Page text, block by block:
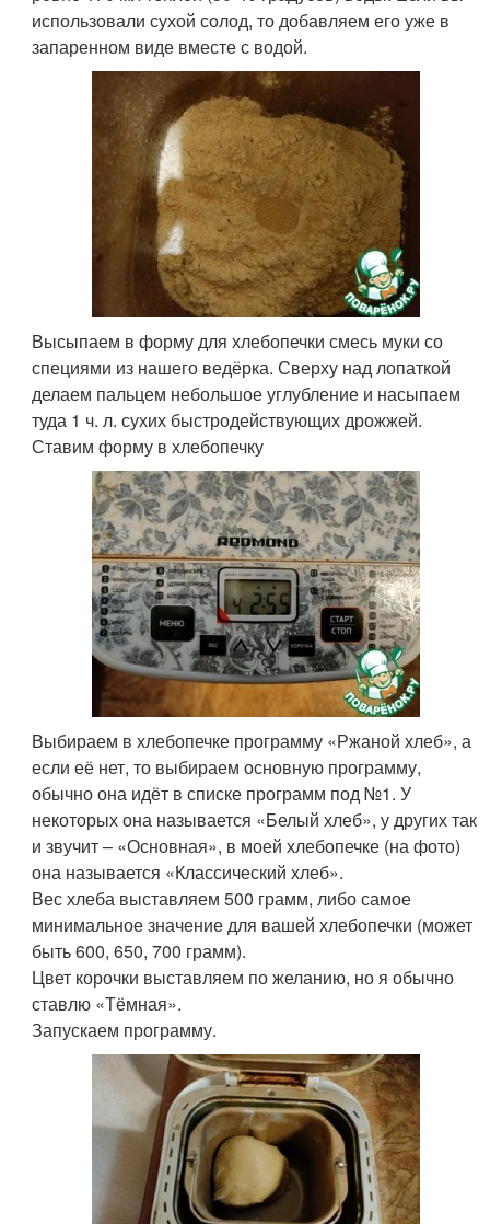
использовали сухой солод, то добавляем его уже в
запаренном виде вместе с водой.
Высыпаем в форму для хлебопечки смесь муки со
специями из нашего ведёрка. Сверху над лопаткой
делаем пальцем небольшое углубление и насыпаем
туда 1 ч. л. сухих быстродействующих дрожжей.
Ставим форму в хлебопечку
Выбираем в хлебопечке программу «Ржаной хлеб», а
если её нет, то выбираем основную программу,
обычно она идёт в списке программ под №1. У
некоторых она называется «Белый хлеб», у других так
и звучит – «Основная», в моей хлебопечке (на фото)
она называется «Классический хлеб».
Вес хлеба выставляем 500 грамм, либо самое
минимальное значение для вашей хлебопечки (может
быть 600, 650, 700 грамм).
Цвет корочки выставляем по желанию, но я обычно
ставлю «Тёмная».
Запускаем программу.